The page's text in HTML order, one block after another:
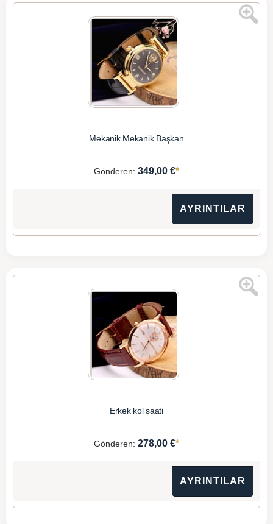
Mekanik Mekanik Başkan
Gönderen: 349,00 €*
AYRINTILAR
Erkek kol saati
Gönderen: 278,00 €*
AYRINTILAR